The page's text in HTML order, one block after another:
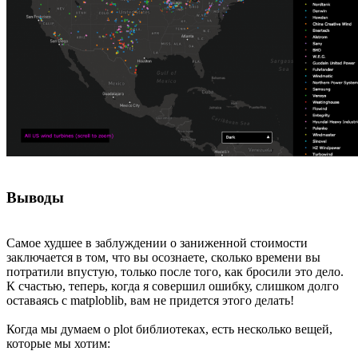
Выводы
Самое худшее в заблуждении о заниженной стоимости
заключается в том, что вы осознаете, сколько времени вы
потратили впустую, только после того, как бросили это дело.
К счастью, теперь, когда я совершил ошибку, слишком долго
оставаясь с matploblib, вам не придется этого делать!
Когда мы думаем о plot библиотеках, есть несколько вещей,
которые мы хотим: